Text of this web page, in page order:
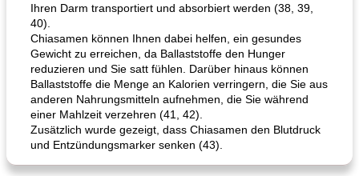
Ihren Darm transportiert und absorbiert werden (38, 39,
40).
Chiasamen können Ihnen dabei helfen, ein gesundes
Gewicht zu erreichen, da Ballaststoffe den Hunger
reduzieren und Sie satt fühlen. Darüber hinaus können
Ballaststoffe die Menge an Kalorien verringern, die Sie aus
anderen Nahrungsmitteln aufnehmen, die Sie während
einer Mahlzeit verzehren (41, 42).
Zusätzlich wurde gezeigt, dass Chiasamen den Blutdruck
und Entzündungsmarker senken (43).